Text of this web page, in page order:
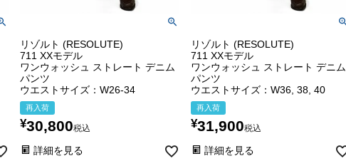
リゾルト (RESOLUTE)
711 XXモデル
ワンウォッシュ ストレート デニム
パンツ
ウエストサイズ：W26-34
再入荷
¥30,800税込
詳細を見る
リゾルト (RESOLUTE)
711 XXモデル
ワンウォッシュ ストレート デニム
パンツ
ウエストサイズ：W36, 38, 40
再入荷
¥31,900税込
詳細を見る